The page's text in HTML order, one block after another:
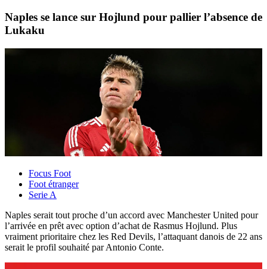
Naples se lance sur Hojlund pour pallier l’absence de
Lukaku
Focus Foot
Foot étranger
Serie A
Naples serait tout proche d’un accord avec Manchester United pour
l’arrivée en prêt avec option d’achat de Rasmus Hojlund. Plus
vraiment prioritaire chez les Red Devils, l’attaquant danois de 22 ans
serait le profil souhaité par Antonio Conte.